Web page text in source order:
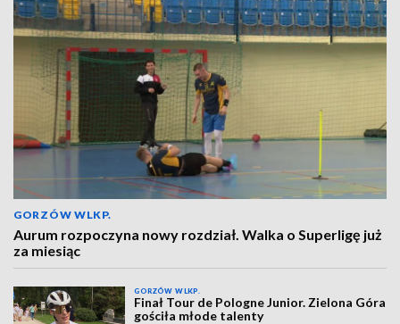
GORZÓW WLKP.
Aurum rozpoczyna nowy rozdział. Walka o Superligę już
za miesiąc
GORZÓW WLKP.
Finał Tour de Pologne Junior. Zielona Góra
gościła młode talenty